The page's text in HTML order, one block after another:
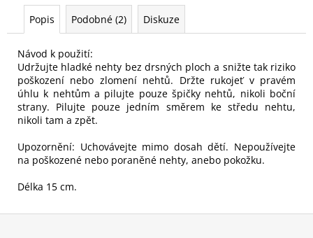
Popis Podobné (2) Diskuze
Návod k použití:
Udržujte hladké nehty bez drsných ploch a snižte tak riziko
poškození nebo zlomení nehtů. Držte rukojeť v pravém
úhlu k nehtům a pilujte pouze špičky nehtů, nikoli boční
strany. Pilujte pouze jedním směrem ke středu nehtu,
nikoli tam a zpět.
Upozornění: Uchovávejte mimo dosah dětí. Nepoužívejte
na poškozené nebo poraněné nehty, anebo pokožku.
Délka 15 cm.
Z